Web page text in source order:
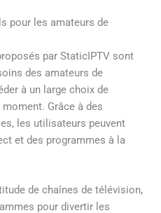
pour les amateurs de
par StaticIPTV sont
des amateurs de
à un large choix de
Grâce à des
les utilisateurs peuvent
et des programmes à la
de chaînes de télévision,
pour divertir les